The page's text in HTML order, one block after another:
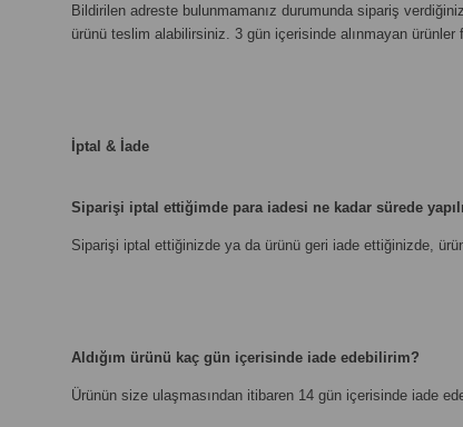
Bildirilen adreste bulunmamanız durumunda sipariş
ürünü teslim alabilirsiniz. 3 gün içerisinde alınmayan ürünler
İptal & İade
Siparişi iptal ettiğimde para iadesi ne kadar sürede
Siparişi iptal ettiğinizde ya da ürünü geri iade ettiğinizde,
Aldığım ürünü kaç gün içerisinde iade edebilirim?
Ürünün size ulaşmasından itibaren 14 gün içerisinde iade